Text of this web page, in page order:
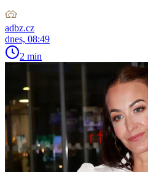
adbz.cz
dnes, 08:49
2 min